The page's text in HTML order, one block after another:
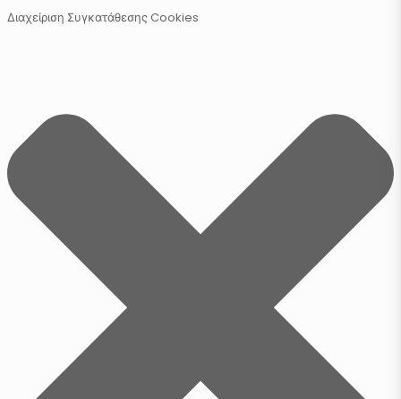
Διαχείριση Συγκατάθεσης Cookies